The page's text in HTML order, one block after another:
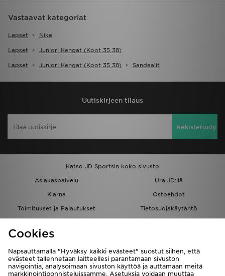
Vastaavat kategoriat
Lapset Nike
Lapset Juniori Kengat (koot 35 38)
Lapset Juniori Kengat (koot 35 38) Sandaalit
Uutiskirjeen tilaus
Rekisteröidy
Katso JD Sportsin koko sivusto
Asiakaspalvelu
Ura JD:llä
Klarna
Ostoehdot
Toimitukset ja Palautukset
Tietosuojakäytäntö
Löydä myymälä
Kumppanuusohjelma
JD Blog
Cookies
Napsauttamalla "Hyväksy kaikki evästeet" suostut siihen, että
evästeet tallennetaan laitteellesi parantamaan sivuston
navigointia, analysoimaan sivuston käyttöä ja auttamaan meitä
markkinointiponnisteluissamme. Asetuksia voidaan muuttaa